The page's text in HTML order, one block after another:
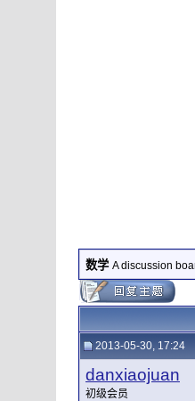
数学 A discussion
2013-05-30, 17:24
danxiaojuan
初级会员